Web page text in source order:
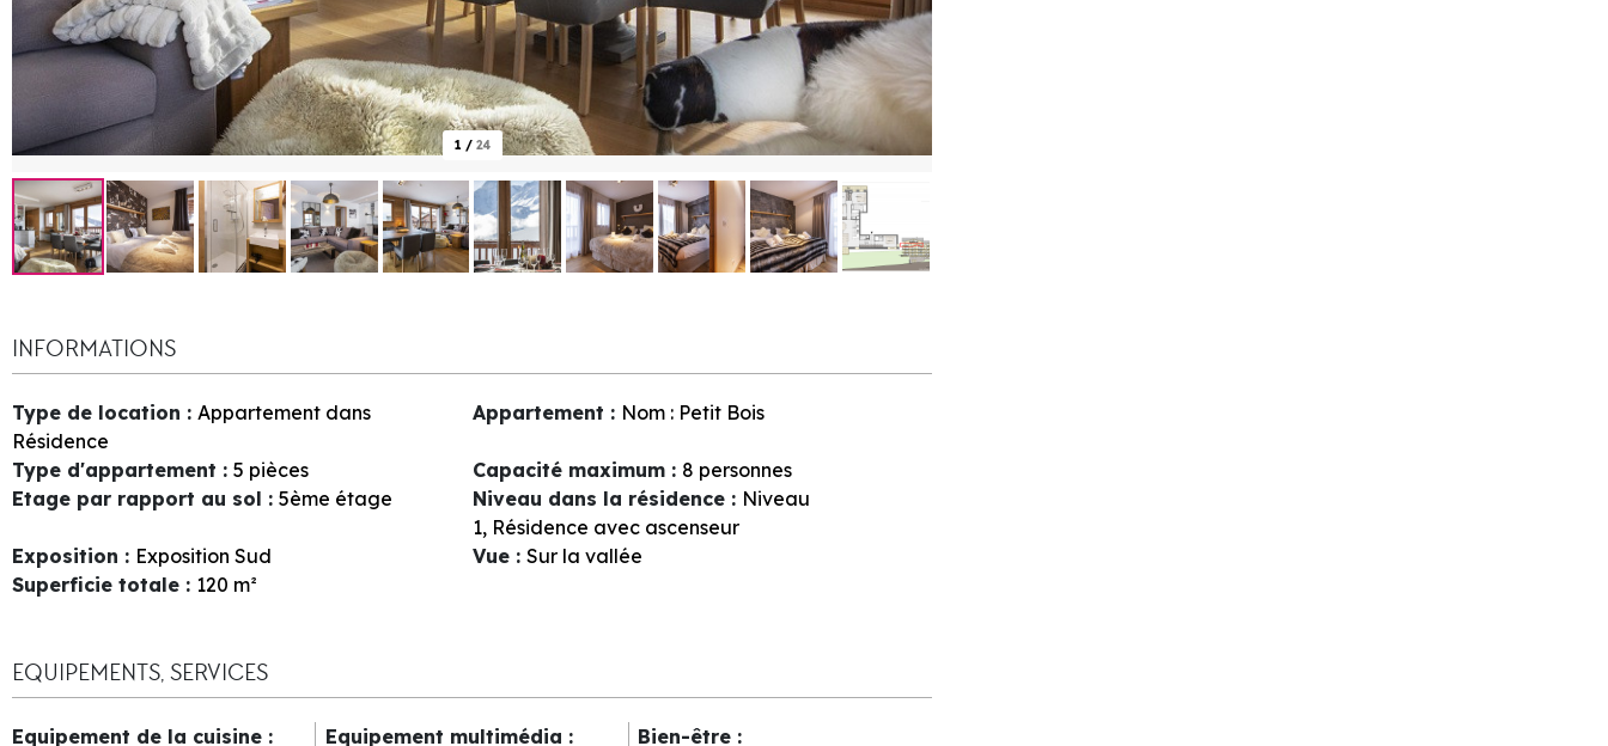
1 / 24
INFORMATIONS
Type de location : Appartement dans
Résidence
Appartement : Nom : Petit Bois
Type d'appartement : 5 pièces Capacité maximum : 8 personnes
Etage par rapport au sol : 5ème étage Niveau dans la résidence : Niveau
1 Résidence avec ascenseur
Exposition : Exposition Sud Vue : Sur la vallée
Superficie totale : 120 m²
EQUIPEMENTS, SERVICES
Equipement de la cuisine :
Equipement multimédia :
Bien-être :